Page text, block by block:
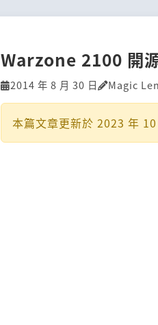
Warzone 2100 開
2014 年 8 月 30 日 Magic Len
本篇文章更新於 2023 年